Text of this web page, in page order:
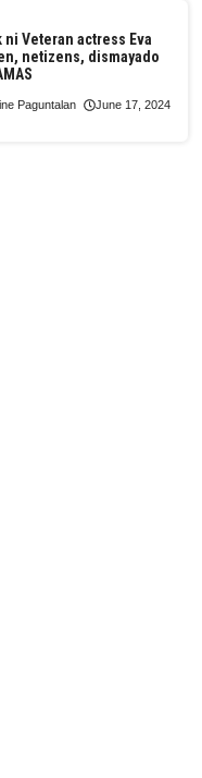
ni Veteran actress Eva
netizens, dismayado
Paguntalan June 17, 2024